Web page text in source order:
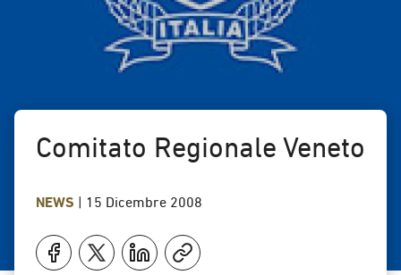
Comitato Regionale Veneto
NEWS | 15 Dicembre 2008